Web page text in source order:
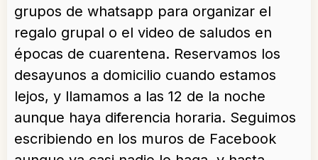
grupos de whatsapp para organizar el
regalo grupal o el video de saludos en
épocas de cuarentena. Reservamos los
desayunos a domicilio cuando estamos
lejos, y llamamos a las 12 de la noche
aunque haya diferencia horaria. Seguimos
escribiendo en los muros de Facebook